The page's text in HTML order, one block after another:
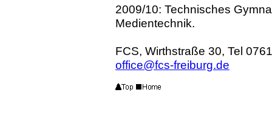
2009/10: Technisches
Medientechnik.
FCS, Wirthstraße 30, Tel
office@fcs-freiburg.de